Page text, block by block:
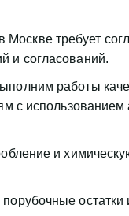
требует
и согласований.
работы
с
и
остатки